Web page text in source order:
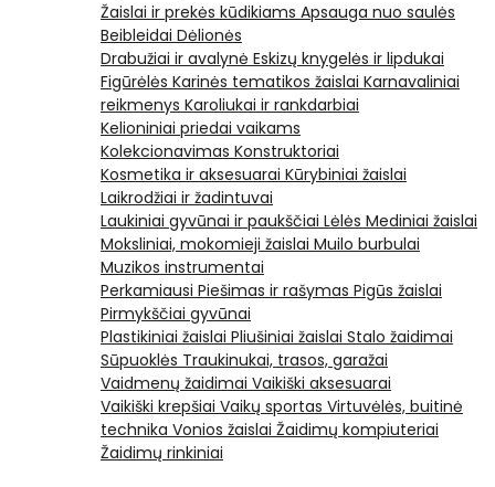
Žaislai ir prekės kūdikiams Apsauga nuo saulės
Beibleidai Dėlionės
Drabužiai ir avalynė Eskizų knygelės ir lipdukai
Figūrėlės Karinės tematikos žaislai Karnavaliniai
reikmenys Karoliukai ir rankdarbiai
Kelioniniai priedai vaikams
Kolekcionavimas Konstruktoriai
Kosmetika ir aksesuarai Kūrybiniai žaislai
Laikrodžiai ir žadintuvai
Laukiniai gyvūnai ir paukščiai Lėlės Mediniai žaislai
Moksliniai, mokomieji žaislai Muilo burbulai
Muzikos instrumentai
Perkamiausi Piešimas ir rašymas Pigūs žaislai
Pirmykščiai gyvūnai
Plastikiniai žaislai Pliušiniai žaislai Stalo žaidimai
Sūpuoklės Traukinukai, trasos, garažai
Vaidmenų žaidimai Vaikiški aksesuarai
Vaikiški krepšiai Vaikų sportas Virtuvėlės, buitinė
technika Vonios žaislai Žaidimų kompiuteriai
Žaidimų rinkiniai